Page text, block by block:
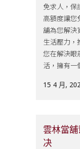
免求人，保
高額度讓您
舖為您解決
生活壓力，
您在解決眼
活，擁有一
15 4 月,
雲林當
决